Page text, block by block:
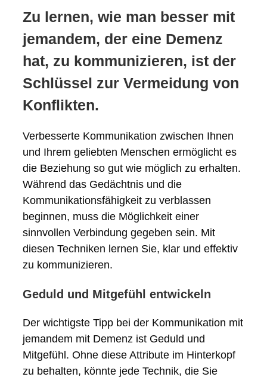
Zu lernen, wie man besser mit
jemandem, der eine Demenz
hat, zu kommunizieren, ist der
Schlüssel zur Vermeidung von
Konflikten.
Verbesserte Kommunikation zwischen Ihnen
und Ihrem geliebten Menschen ermöglicht es
die Beziehung so gut wie möglich zu erhalten.
Während das Gedächtnis und die
Kommunikationsfähigkeit zu verblassen
beginnen, muss die Möglichkeit einer
sinnvollen Verbindung gegeben sein. Mit
diesen Techniken lernen Sie, klar und effektiv
zu kommunizieren.
Geduld und Mitgefühl entwickeln
Der wichtigste Tipp bei der Kommunikation mit
jemandem mit Demenz ist Geduld und
Mitgefühl. Ohne diese Attribute im Hinterkopf
zu behalten, könnte jede Technik, die Sie